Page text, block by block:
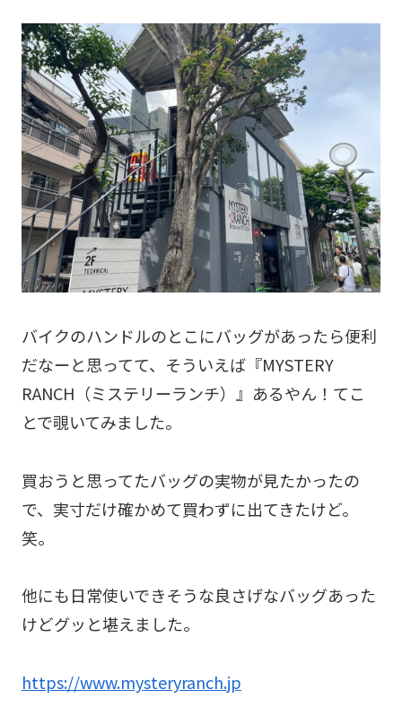
バイクのハンドルのとこにバッグがあったら便利
だなーと思ってて、そういえば『MYSTERY
RANCH（ミステリーランチ）』あるやん！てこ
とで覗いてみました。
買おうと思ってたバッグの実物が見たかったの
で、実寸だけ確かめて買わずに出てきたけど。
笑。
他にも日常使いできそうな良さげなバッグあった
けどグッと堪えました。
https://www.mysteryranch.jp